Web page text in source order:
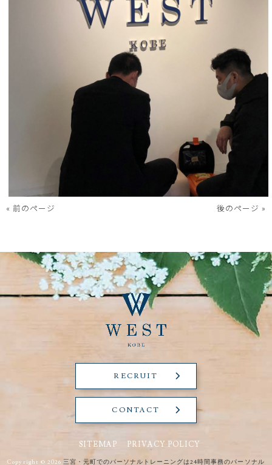
« 前のページ 後のページ »
RECRUIT
CONTACT
SITEMAP PRIVACY POLICY
Copyright © 2026 三宮・元町でのパーソナルトレーニングは24時間事務のパーソナル